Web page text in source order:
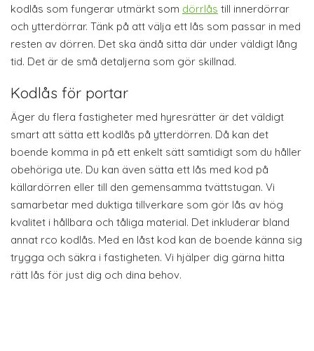
kodlås som fungerar utmärkt som dörrlås till innerdörrar
och ytterdörrar. Tänk på att välja ett lås som passar in med
resten av dörren. Det ska ändå sitta där under väldigt lång
tid. Det är de små detaljerna som gör skillnad.
Kodlås för portar
Äger du flera fastigheter med hyresrätter är det väldigt
smart att sätta ett kodlås på ytterdörren. Då kan det
boende komma in på ett enkelt sätt samtidigt som du håller
obehöriga ute. Du kan även sätta ett lås med kod på
källardörren eller till den gemensamma tvättstugan. Vi
samarbetar med duktiga tillverkare som gör lås av hög
kvalitet i hållbara och tåliga material. Det inkluderar bland
annat rco kodlås. Med en låst kod kan de boende känna sig
trygga och säkra i fastigheten. Vi hjälper dig gärna hitta
rätt lås för just dig och dina behov.